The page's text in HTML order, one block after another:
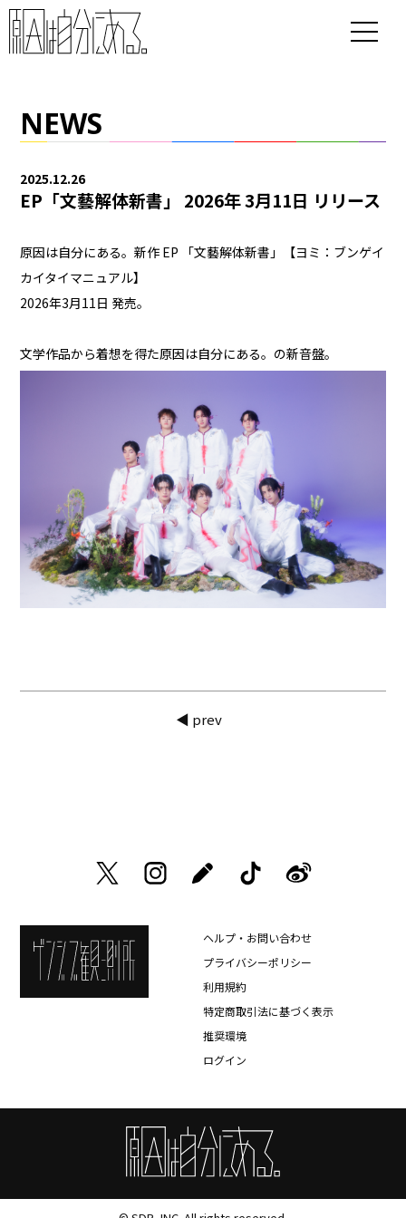
NEWS
2025.12.26
EP「文藝解体新書」 2026年 3月11日 リリース
原因は自分にある。新作 EP 「文藝解体新書」【ヨミ：ブンゲイ
カイタイマニュアル】
2026年3月11日 発売。
文学作品から着想を得た原因は自分にある。の新音盤。
◀ prev
ヘルプ・お問い合わせ
プライバシーポリシー
利用規約
特定商取引法に基づく表示
推奨環境
ログイン